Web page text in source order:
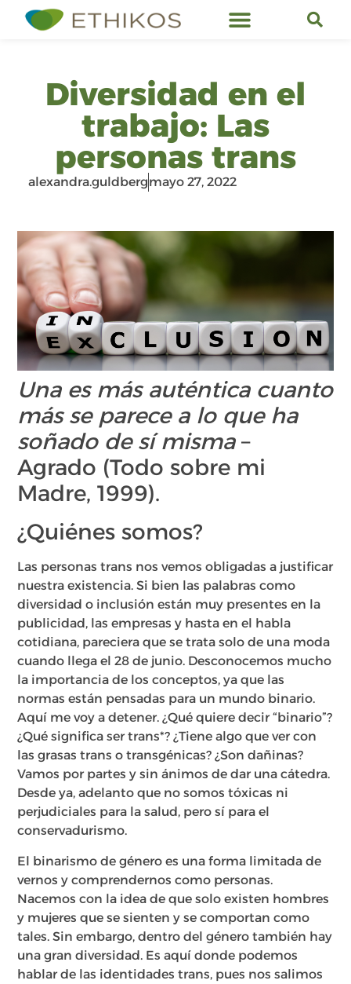
Diversidad en el
trabajo: Las
personas trans
alexandra.guldbergmayo 27, 2022
Una es más auténtica cuanto
más se parece a lo que ha
soñado de sí misma–
Agrado (Todo sobre mi
Madre, 1999).
¿Quiénes somos?
Las personas trans nos vemos obligadas a justificar
nuestra existencia. Si bien las palabras como
diversidad o inclusión están muy presentes en la
publicidad, las empresas y hasta en el habla
cotidiana, pareciera que se trata solo de una moda
cuando llega el 28 de junio. Desconocemos mucho
la importancia de los conceptos, ya que las
normas están pensadas para un mundo binario.
Aquí me voy a detener. ¿Qué quiere decir “binario”?
¿Qué significa ser trans*? ¿Tiene algo que ver con
las grasas trans o transgénicas? ¿Son dañinas?
Vamos por partes y sin ánimos de dar una cátedra.
Desde ya, adelanto que no somos tóxicas ni
perjudiciales para la salud, pero sí para el
conservadurismo.
El binarismo de género es una forma limitada de
vernos y comprendernos como personas.
Nacemos con la idea de que solo existen hombres
y mujeres que se sienten y se comportan como
tales. Sin embargo, dentro del género también hay
una gran diversidad. Es aquí donde podemos
hablar de las identidades trans, pues nos salimos